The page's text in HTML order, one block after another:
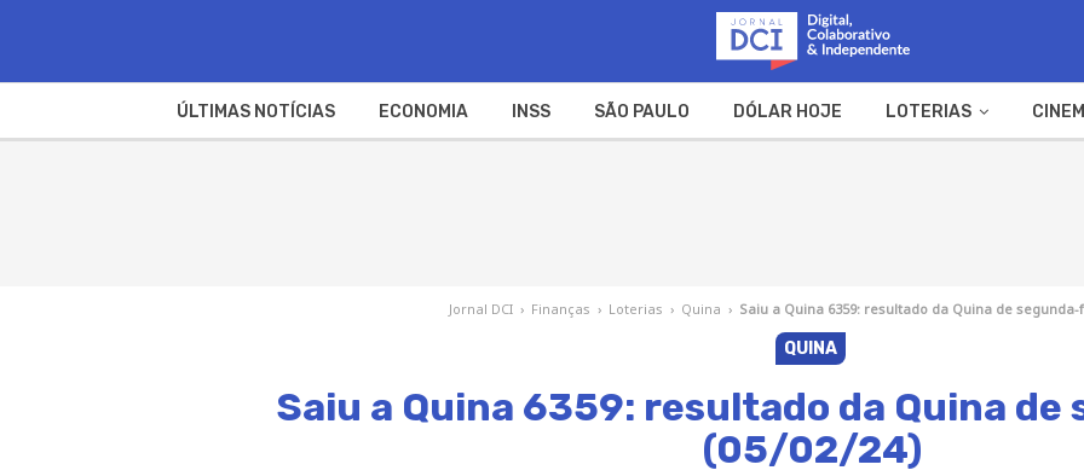
ÚLTIMAS NOTÍCIAS ECONOMIA INSS SÃO PAULO DÓLAR HOJE LOTERIAS
Jornal DCI › Finanças › Loterias › Quina › Saiu a Quina 6359: resultado da Quina de segunda-
QUINA
Saiu a Quina 6359: resultado da Quina
(05/02/24)